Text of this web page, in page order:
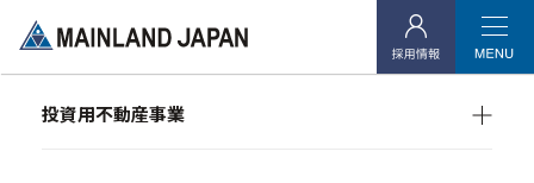
企業情報
- 代表メッセージ
投資用不動産事業